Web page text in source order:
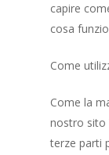
capire
cosa
Come
Come la
nostro sito
terze parti